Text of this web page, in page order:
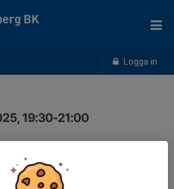
Logga in
BK
19:30-21:00